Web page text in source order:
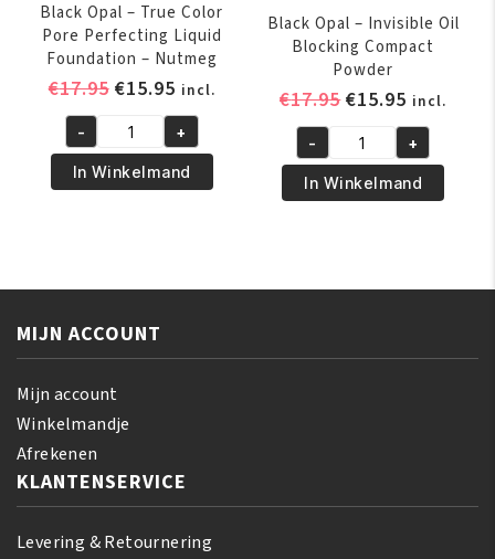
Black Opal – True Color
Pore Perfecting Liquid
Foundation – Nutmeg
€17.95 Oorspronkelijke
was:
€17.95.
€15.95Huidige
prijs
is:
€15.95.
incl.
Black
Opal
-
Liquid
Foundation
Nutmeg
aantal
- +
In Winkelmand
Black Opal – Invisible Oil
Blocking Compact
Powder
€17.95
was:
€17.95.
€15.95 Huidige
prijs
is:
€15.95.
incl.
Black
Opal
-
Blocking
aantal
- +
In Winkelmand
MIJN ACCOUNT
Mijn account
Winkelmandje
Afrekenen
KLANTENSERVICE
Levering & Retournering